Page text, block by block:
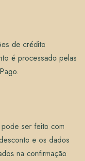
de crédito
é processado pelas
ser feito com
e os dados
na confirmação